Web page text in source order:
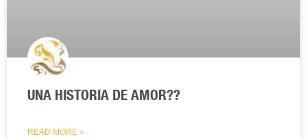
UNA HISTORIA DE AMOR??
READ MORE »